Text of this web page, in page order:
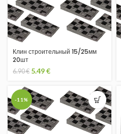
Клин строительный 15/25мм
20шт
6.90€ 5.49€
-11%